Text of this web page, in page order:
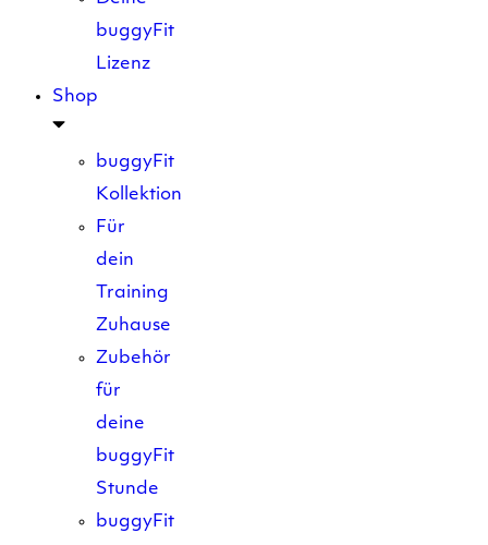
buggyFit
Lizenz
Shop
buggyFit
Kollektion
Für
dein
Training
Zuhause
Zubehör
für
deine
buggyFit
Stunde
buggyFit